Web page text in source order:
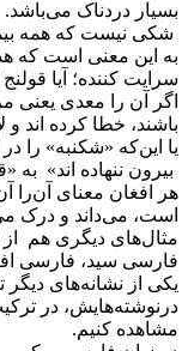
بسیار دردناک می‌باشد.
شکی نیست که همه
به این معنی است که
سرایت کننده؛ آیا
اگر آن را معدی یعنی
باشند، خطا کرده اند
یا این‌که «شکنبه» را
بیرون ننهاده اند»
هر افغان معنای
است، می‌داند و درک
مثال‌های دیگری هم
فارسی سید، فارسی
یکی از نشانه‌های دیگر
درنوشته‌هایش، در
مشاهده کنیم.